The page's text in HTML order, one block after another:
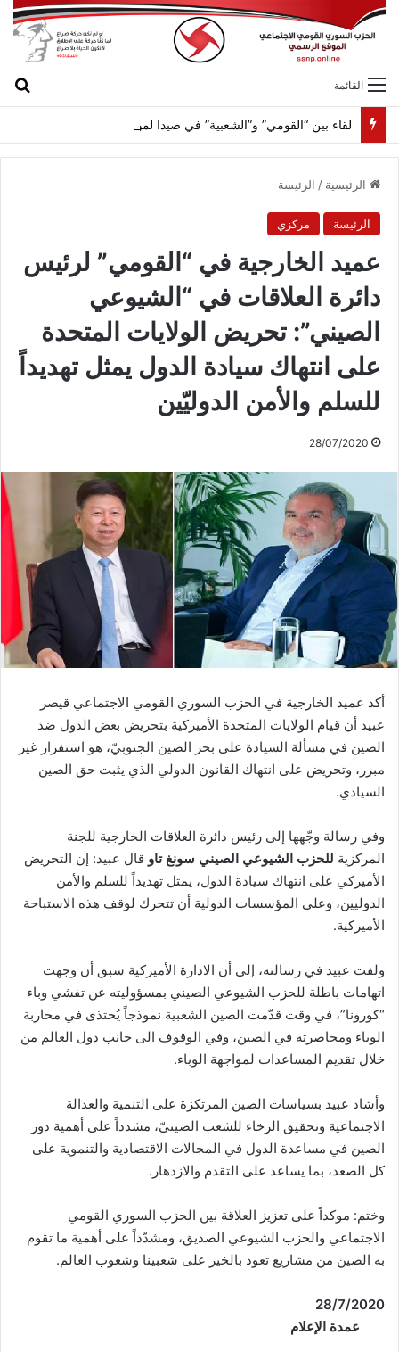
القائمة
الرئيسية / الرئيسة
الرئيسة مركزي
عميد الخارجية في “القومي” لرئيس
دائرة العلاقات في “الشيوعي
الصيني”: تحريض الولايات المتحدة
على انتهاك سيادة الدول يمثل تهديداً
للسلم والأمن الدوليّين
28/07/2020
أكد عميد الخارجية في الحزب السوري القومي الاجتماعي قيصر
عبيد أن قيام الولايات المتحدة الأميركية بتحريض بعض الدول ضد
الصين في مسألة السيادة على بحر الصين الجنوبيّ، هو استفزاز غير
مبرر، وتحريض على انتهاك القانون الدولي الذي يثبت حق الصين
السيادي.
وفي رسالة وجّهها إلى رئيس دائرة العلاقات الخارجية للجنة
المركزية للحزب الشيوعي الصيني سونغ تاو قال عبيد: إن التحريض
الأميركي على انتهاك سيادة الدول، يمثل تهديداً للسلم والأمن
الدوليين، وعلى المؤسسات الدولية أن تتحرك لوقف هذه الاستباحة
الأميركية.
ولفت عبيد في رسالته، إلى أن الادارة الأميركية سبق أن وجهت
اتهامات باطلة للحزب الشيوعي الصيني بمسؤوليته عن تفشي وباء
“كورونا”، في وقت قدّمت الصين الشعبية نموذجاً يُحتذى في محاربة
الوباء ومحاصرته في الصين، وفي الوقوف الى جانب دول العالم من
خلال تقديم المساعدات لمواجهة الوباء.
وأشاد عبيد بسياسات الصين المرتكزة على التنمية والعدالة
الاجتماعية وتحقيق الرخاء للشعب الصينيّ، مشدداً على أهمية دور
الصين في مساعدة الدول في المجالات الاقتصادية والتنموية على
كل الصعد، بما يساعد على التقدم والازدهار.
وختم: موكداً على تعزيز العلاقة بين الحزب السوري القومي
الاجتماعي والحزب الشيوعي الصديق، ومشدّداً على أهمية ما تقوم
به الصين من مشاريع تعود بالخير على شعبينا وشعوب العالم.
عمدة الإعلام